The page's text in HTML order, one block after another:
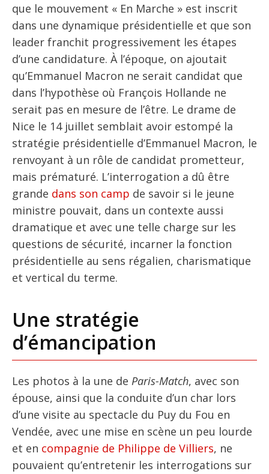
que le mouvement « En Marche » est inscrit
dans une dynamique présidentielle et que son
leader franchit progressivement les étapes
d’une candidature. À l’époque, on ajoutait
qu’Emmanuel Macron ne serait candidat que
dans l’hypothèse où François Hollande ne
serait pas en mesure de l’être. Le drame de
Nice le 14 juillet semblait avoir estompé la
stratégie présidentielle d’Emmanuel Macron, le
renvoyant à un rôle de candidat prometteur,
mais prématuré. L’interrogation a dû être
grande dans son camp de savoir si le jeune
ministre pouvait, dans un contexte aussi
dramatique et avec une telle charge sur les
questions de sécurité, incarner la fonction
présidentielle au sens régalien, charismatique
et vertical du terme.
Une stratégie
d’émancipation
Les photos à la une de Paris-Match, avec son
épouse, ainsi que la conduite d’un char lors
d’une visite au spectacle du Puy du Fou en
Vendée, avec une mise en scène un peu lourde
et en compagnie de Philippe de Villiers, ne
pouvaient qu’entretenir les interrogations sur